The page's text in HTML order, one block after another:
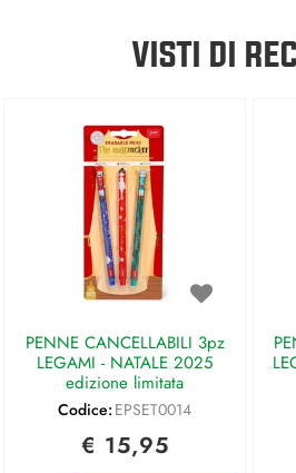
VISTI DI
PENNE CANCELLABILI 3pz
LEGAMI - NATALE 2025
edizione limitata
Codice: EPSET0014
€ 15,95